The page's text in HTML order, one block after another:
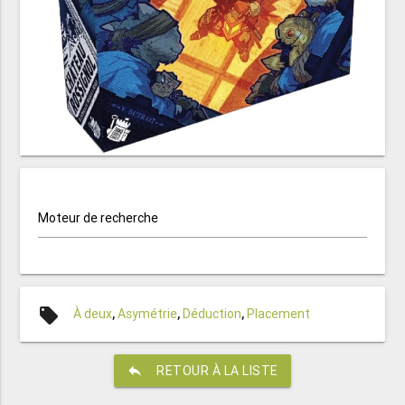
Moteur de recherche
local_offer À deux,Asymétrie,Déduction,Placement
reply RETOUR À LA LISTE